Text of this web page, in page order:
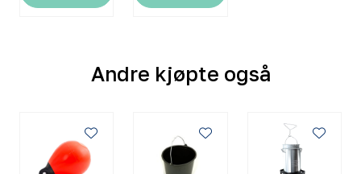
Andre kjøpte også